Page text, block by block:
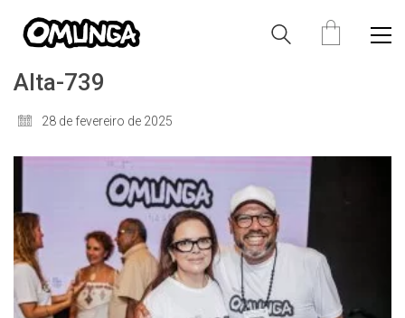
Alta-739
28 de fevereiro de 2025